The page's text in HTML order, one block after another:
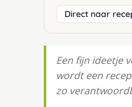
Direct naar
Een fijn ideetje
wordt een
zo